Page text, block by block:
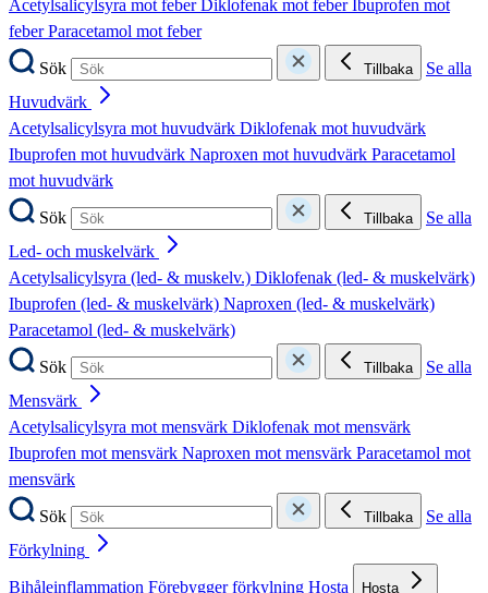
Acetylsalicylsyra mot feberDiklofenak mot feberIbuprofen mot
feberParacetamol mot feber
Sök
Tillbaka
Se alla
Huvudvärk
Acetylsalicylsyra mot huvudvärk Diklofenak mot huvudvärk
Ibuprofen mot huvudvärk Naproxen mot huvudvärk Paracetamol
mot huvudvärk
Sök
Tillbaka
Se alla
Led- och muskelvärk
Acetylsalicylsyra (led- & muskelv.) Diklofenak (led- & muskelvärk)
Ibuprofen (led- & muskelvärk) Naproxen (led- & muskelvärk)
Paracetamol (led- & muskelvärk)
Sök
Tillbaka
Se alla
Mensvärk
Acetylsalicylsyra mot mensvärk Diklofenak mot mensvärk
Ibuprofen mot mensvärk Naproxen mot mensvärk Paracetamol mot
mensvärk
Sök
Tillbaka
Se alla
Förkylning
Bihåleinflammation Förebygger förkylning Hosta Hosta